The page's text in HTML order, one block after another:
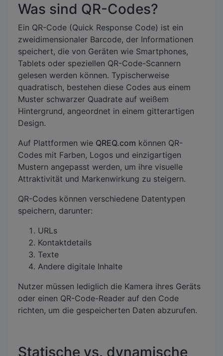
Was sind QR-Codes?
Ein QR-Code (Quick Response Code) ist ein
zweidimensionaler Barcode, der Informationen
speichert, die von Geräten wie Smartphones,
Tablets oder speziellen QR-Code-Scannern
gelesen werden können. Typischerweise
quadratisch, bestehen diese Codes aus einem
Muster schwarzer Quadrate auf weißem
Hintergrund, angeordnet in einem gitterartigen
Design.
Auf Plattformen wie QREQ.com können QR-
Codes mit Farben, Logos und einzigartigen
Mustern angepasst werden, um ihre visuelle
Attraktivität und Markenwirkung zu steigern.
QR-Codes können verschiedene Datentypen
speichern, darunter:
URLs
Kontaktdetails
Texte
Andere digitale Inhalte
Nutzer müssen lediglich die Kamera ihres Geräts
oder einen QR-Code-Reader auf den Code
richten, um die gespeicherten Daten abzurufen.
Statische vs. dynamische